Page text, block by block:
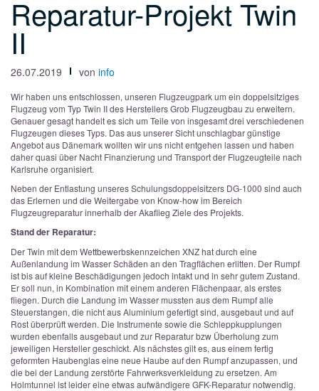
Reparatur-Projekt Twin
II
26.07.2019 von info
Wir haben uns entschlossen, unseren Flugzeugpark um ein doppelsitziges
Flugzeug vom Typ Twin II des Herstellers Grob Flugzeugbau zu erweitern.
Genauer gesagt handelt es sich um Teile von insgesamt drei verschiedenen
Flugzeugen dieses Typs. Das aus unserer Sicht unschlagbar günstige
Angebot aus Dänemark wollten wir uns nicht entgehen lassen und haben
daher quasi über Nacht Finanzierung und Transport der Flugzeugteile nach
Karlsruhe organisiert.
Neben der Entlastung unseres Schulungsdoppelsitzers DG-1000 sind auch
das Erlernen und die Weitergabe von Know-how im Bereich
Flugzeugreparatur innerhalb der Akaflieg Ziele des Projekts.
Stand der Reparatur:
Der Twin mit dem Wettbewerbskennzeichen XNZ hat durch eine
Außenlandung im Wasser Schäden an den Tragflächen erlitten. Der Rumpf
ist bis auf kleine Beschädigungen jedoch intakt und in sehr gutem Zustand.
Er soll nun, in Kombination mit einem anderen Flächenpaar, als erstes
fliegen. Durch die Landung im Wasser mussten aus dem Rumpf alle
Steuerstangen, die nicht aus Aluminium gefertigt sind, ausgebaut und auf
Rost überprüft werden. Die Instrumente sowie die Schleppkupplungen
wurden ebenfalls ausgebaut und zur Reparatur bzw Überholung zum
jeweiligen Hersteller geschickt. Als nächstes gilt es, aus einem fertig
geformten Haubenglas eine neue Haube auf den Rumpf anzupassen, und
die bei der Landung zerstörte Fahrwerksverkleidung zu ersetzen. Am
Holmtunnel ist leider eine etwas aufwändigere GFK-Reparatur notwendig.